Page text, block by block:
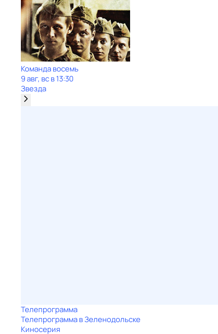
Команда восемь
9 авг, вс в 13:30
Звезда
Телепрограмма
Телепрограмма в Зеленодольске
Киносерия